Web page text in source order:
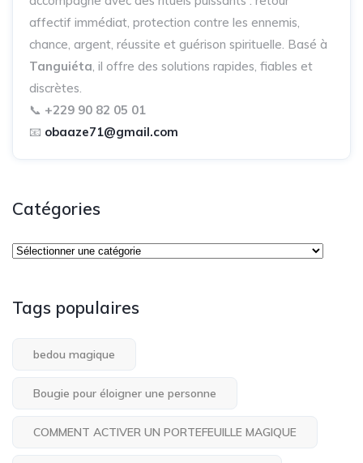
affectif immédiat, protection contre les ennemis,
chance, argent, réussite et guérison spirituelle. Basé à
Tanguiéta, il offre des solutions rapides, fiables et
discrètes.
📞 +229 90 82 05 01
📧 obaaze71@gmail.com
Catégories
Tags populaires
bedou magique
Bougie pour éloigner une personne
COMMENT ACTIVER UN PORTEFEUILLE MAGIQUE